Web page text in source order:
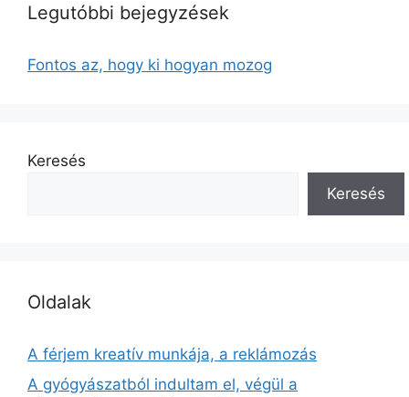
Legutóbbi bejegyzések
Fontos az, hogy ki hogyan mozog
Keresés
Keresés
Oldalak
A férjem kreatív munkája, a reklámozás
A gyógyászatból indultam el, végül a